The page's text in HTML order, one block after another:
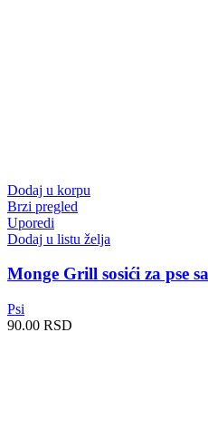
Dodaj u korpu
Brzi pregled
Uporedi
Dodaj u listu želja
Monge Grill sosići za pse
Psi
90.00 RSD